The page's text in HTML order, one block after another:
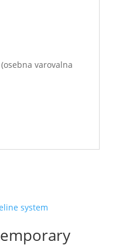
varovalna
system